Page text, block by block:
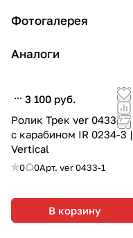
Фотогалерея
Аналоги
3 100 руб.
Ролик Трек ver 0433-1 |
с карабином IR 0234-3 |
Vertical
0 0Арт. ver 0433-1
В корзину